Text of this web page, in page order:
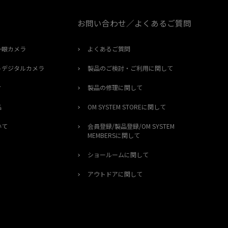
カメラ
ジタルカメラ
お問い合わせ／よくあるご質問
よくあるご質問
製品のご検討・ご利用に関して
製品の修理に関して
OM SYSTEM STOREに関して
会員登録/製品登録/OM SYSTEM
MEMBERSに関して
ショールームに関して
アウトドアに関して